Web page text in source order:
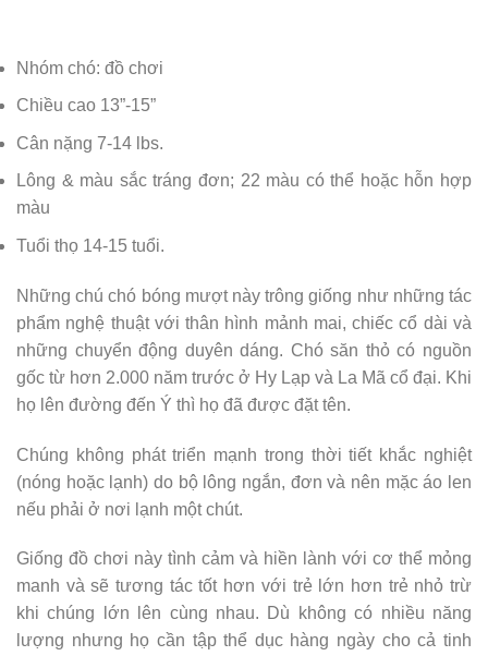
Nhóm chó: đồ chơi
Chiều cao 13”-15”
Cân nặng 7-14 lbs.
Lông & màu sắc tráng đơn; 22 màu có thể hoặc hỗn hợp
màu
Tuổi thọ 14-15 tuổi.
Những chú chó bóng mượt này trông giống như những tác
phẩm nghệ thuật với thân hình mảnh mai, chiếc cổ dài và
những chuyển động duyên dáng. Chó săn thỏ có nguồn
gốc từ hơn 2.000 năm trước ở Hy Lạp và La Mã cổ đại. Khi
họ lên đường đến Ý thì họ đã được đặt tên.
Chúng không phát triển mạnh trong thời tiết khắc nghiệt
(nóng hoặc lạnh) do bộ lông ngắn, đơn và nên mặc áo len
nếu phải ở nơi lạnh một chút.
Giống đồ chơi này tình cảm và hiền lành với cơ thể mỏng
manh và sẽ tương tác tốt hơn với trẻ lớn hơn trẻ nhỏ trừ
khi chúng lớn lên cùng nhau. Dù không có nhiều năng
lượng nhưng họ cần tập thể dục hàng ngày cho cả tinh